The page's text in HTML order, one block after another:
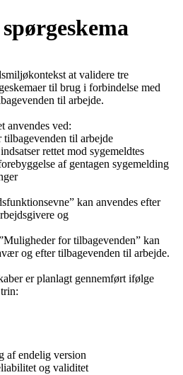
at validere tre
til brug i forbindelse med
til arbejde.
anvendes ved:
til arbejde
rettet mod sygemeldtes
af gentagen sygemelding
kan anvendes efter
og
for tilbagevenden” kan
og efter tilbagevenden til arbejde.
er planlagt gennemført ifølge
af endelig version
og validitet